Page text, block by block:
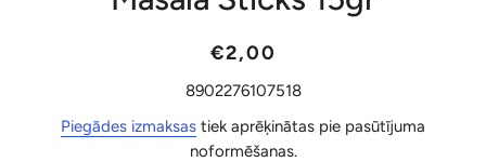
Parastā
Akcijas
€2,00
8902276107518
Piegādes izmaksas tiek aprēķinātas pie pasūtījuma
noformēšanas.